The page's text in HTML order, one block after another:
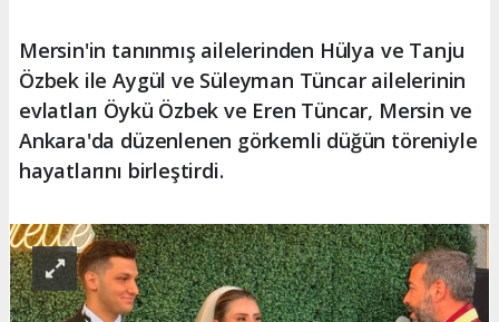
Mersin'in tanınmış ailelerinden Hülya ve Tanju
Özbek ile Aygül ve Süleyman Tüncar ailelerinin
evlatları Öykü Özbek ve Eren Tüncar, Mersin ve
Ankara'da düzenlenen görkemli düğün töreniyle
hayatlarını birleştirdi.